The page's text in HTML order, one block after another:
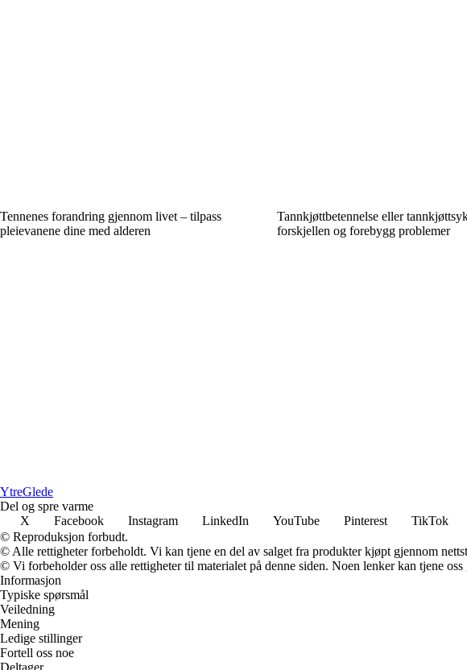
Tennenes forandring gjennom livet – tilpass
pleievanene dine med alderen
Tannkjøttbetennelse eller
forskjellen og forebygg problemer
YtreGlede
Del og spre varme
X
Facebook Instagram LinkedIn YouTube Pinterest TikTok
© Reproduksjon forbudt.
© Alle rettigheter forbeholdt. Vi kan tjene en del av salget fra produkter kjøpt gjennom
© Vi forbeholder oss alle rettigheter til materialet på denne siden. Noen lenker kan tjene
Informasjon
Typiske spørsmål
Veiledning
Mening
Ledige stillinger
Fortell oss noe
Deltager